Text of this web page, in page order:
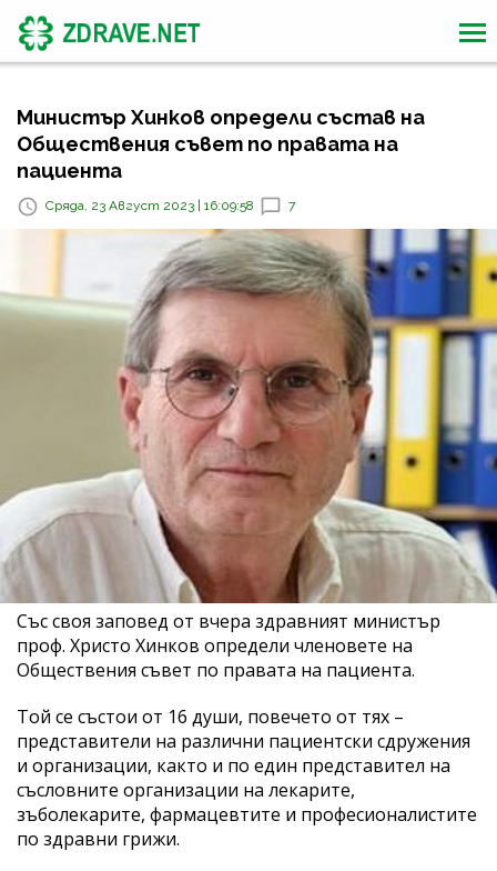
Министър Хинков определи състав на
Обществения съвет по правата на
пациента
Сряда, 23 Август 2023 | 16:09:58 7
Със своя заповед от вчера здравният министър
проф. Христо Хинков определи членовете на
Обществения съвет по правата на пациента.
Той се състои от 16 души, повечето от тях –
представители на различни пациентски сдружения
и организации, както и по един представител на
съсловните организации на лекарите,
зъболекарите, фармацевтите и професионалистите
по здравни грижи.